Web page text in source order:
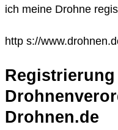
ich meine Drohne
http s://
Registrierung
Drohnen.de